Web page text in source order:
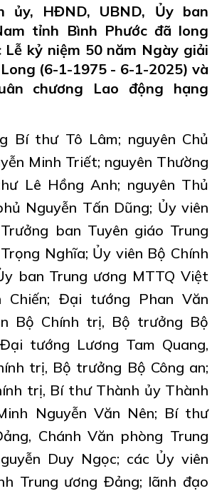
ủy, HĐND, UBND, Ủy ban
tỉnh Bình Phước đã long
kỷ niệm 50 năm Ngày giải
(6-1-1975 - 6-1-2025) và
chương Lao động hạng
Bí thư Tô Lâm; nguyên Chủ
Minh Triết; nguyên Thường
Lê Hồng Anh; nguyên Thủ
Nguyễn Tấn Dũng; Ủy viên
ban Tuyên giáo Trung
Nghĩa; Ủy viên Bộ Chính
ban Trung ương MTTQ Việt
Chiến; Đại tướng Phan Văn
Bộ Chính trị, Bộ trưởng Bộ
tướng Lương Tam Quang,
trị, Bộ trưởng Bộ Công an;
trị, Bí thư Thành ủy Thành
Nguyễn Văn Nên; Bí thư
Chánh Văn phòng Trung
Duy Ngọc; các Ủy viên
Trung ương Đảng; lãnh đạo